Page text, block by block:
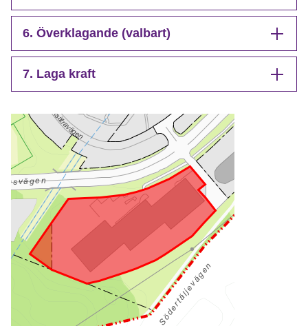
6. Överklagande (valbart)
7. Laga kraft